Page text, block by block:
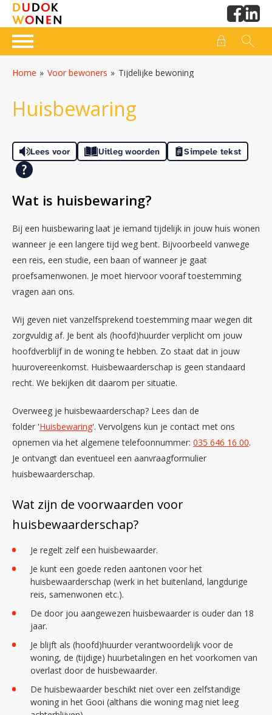
Naar de homepage
Ga naar Hoofd
Home Voor bewoners Tijdelijke bewoning
Huisbewaring
Lees voor Uitleg woorden Simpele tekst
Wat is huisbewaring?
Bij een huisbewaring laat je iemand tijdelijk in jouw huis wonen
wanneer je een langere tijd weg bent. Bijvoorbeeld vanwege
een reis, een studie, een baan of wanneer je gaat
proefsamenwonen. Je moet hiervoor vooraf toestemming
vragen aan ons.
Wij geven niet vanzelfsprekend toestemming maar wegen dit
zorgvuldig af. Je bent als (hoofd)huurder verplicht om jouw
hoofdverblijf in de woning te hebben. Zo staat dat in jouw
huurovereenkomst. Huisbewaarderschap is geen standaard
recht. We bekijken dit daarom per situatie.
Overweeg je huisbewaarderschap? Lees dan de
folder 'Huisbewaring'. Vervolgens kun je contact met ons
opnemen via het algemene telefoonnummer: 035 646 16 00.
Je ontvangt dan eventueel een aanvraagformulier
huisbewaarderschap.
Wat zijn de voorwaarden voor
huisbewaarderschap?
Je regelt zelf een huisbewaarder.
Je kunt een goede reden aantonen voor het
huisbewaarderschap (werk in het buitenland, langdurige
reis, samenwonen etc.).
De door jou aangewezen huisbewaarder is ouder dan 18
jaar.
Je blijft als (hoofd)huurder verantwoordelijk voor de
woning, de (tijdige) huurbetalingen en het voorkomen van
overlast door de huisbewaarder.
De huisbewaarder beschikt niet over een zelfstandige
woning in het Gooi (althans die woning mag niet leeg